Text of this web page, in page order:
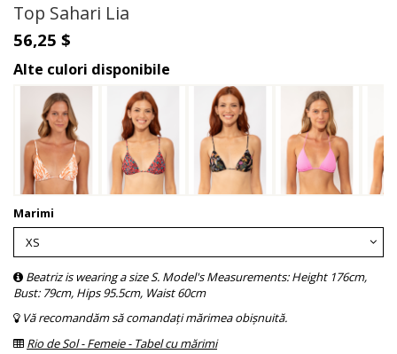
Top Sahari Lia
56,25 $
Alte culori disponibile
Marimi
Beatriz is wearing a size S. Model's Measurements: Height 176cm,
Bust: 79cm, Hips 95.5cm, Waist 60cm
Vă recomandăm să comandați mărimea obișnuită.
Rio de Sol - Femeie - Tabel cu mărimi